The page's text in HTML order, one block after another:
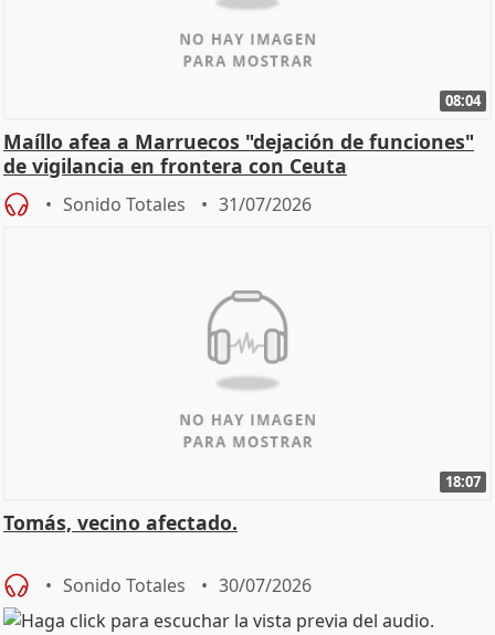
08:04
Maíllo afea a Marruecos "dejación de funciones"
de vigilancia en frontera con Ceuta
Sonido Totales 31/07/2026
18:07
Tomás, vecino afectado.
Sonido Totales 30/07/2026